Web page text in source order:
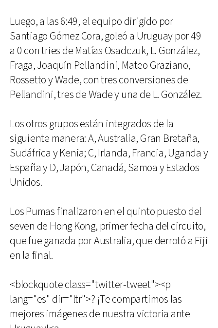
Luego, a las 6:49, el equipo dirigido por
Santiago Gómez Cora, goleó a Uruguay por 49
a 0 con tries de Matías Osadczuk, L. González,
Fraga, Joaquín Pellandini, Mateo Graziano,
Rossetto y Wade, con tres conversiones de
Pellandini, tres de Wade y una de L. González.
Los otros grupos están integrados de la
siguiente manera: A, Australia, Gran Bretaña,
Sudáfrica y Kenia; C, Irlanda, Francia, Uganda y
España y D, Japón, Canadá, Samoa y Estados
Unidos.
Los Pumas finalizaron en el quinto puesto del
seven de Hong Kong, primer fecha del circuito,
que fue ganada por Australia, que derrotó a Fiji
en la final.
<blockquote class="twitter-tweet"><p
lang="es" dir="ltr">? ¡Te compartimos las
mejores imágenes de nuestra victoria ante